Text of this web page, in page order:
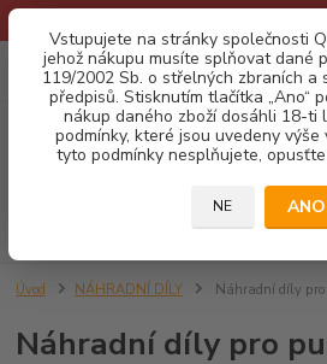
Vstupujete na stránky společnosti
jehož nákupu musíte splňovat dané
119/2002 Sb. o střelných zbraních a
předpisů. Stisknutím tlačítka „Ano“
nákup daného zboží dosáhli 18-ti
podmínky, které jsou uvedeny výše
tyto podmínky nesplňujete,
NE ANO
CZK
Úvod NÁHRADNÍ DÍLY Náhradní díly
Náhradní díly pro